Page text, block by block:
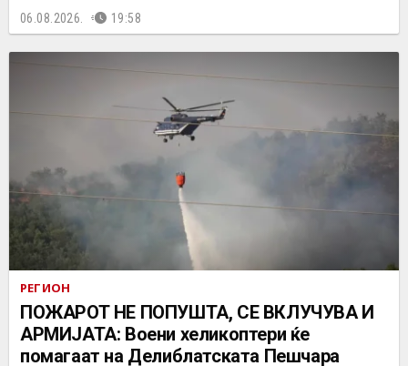
06.08.2026. 19:58
РЕГИОН
ПОЖАРОТ НЕ ПОПУШТА, СЕ ВКЛУЧУВА И
АРМИЈАТА: Воени хеликоптери ќе
помагаат на Делиблатската Пешчара